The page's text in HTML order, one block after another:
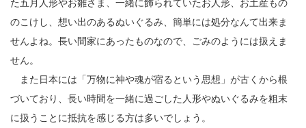
た五月人形やお雛さま、一緒に飾られていたお人形、お土産もの
のこけし、想い出のあるぬいぐるみ、簡単には処分なんて出来ま
せんよね。長い間家にあったものなので、ごみのようには扱えま
せん。
また日本には「万物に神や魂が宿るという思想」が古くから根
づいており、長い時間を一緒に過ごした人形やぬいぐるみを粗末
に扱うことに抵抗を感じる方は多いでしょう。